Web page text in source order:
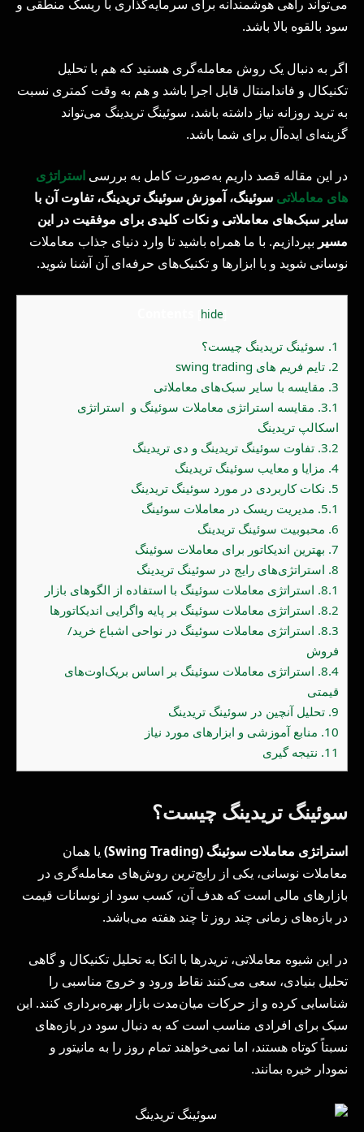
می‌تواند راهی هوشمندانه برای سرمایه‌گذاری با ریسک منطقی و
سود بالقوه بالا باشد.
اگر به دنبال یک روش معامله‌گری هستید که هم با تحلیل
تکنیکال و فاندامنتال قابل اجرا باشد و هم به وقت کمتری نسبت
به ترید روزانه نیاز داشته باشد، سوئینگ تریدینگ می‌تواند
گزینه‌ای ایده‌آل برای شما باشد.
در این مقاله قصد داریم به‌صورت کامل به بررسی استراتژی
های معاملاتی سوئینگ، آموزش سوئینگ تریدینگ، تفاوت آن با
سایر سبک‌های معاملاتی و نکات کلیدی برای موفقیت در این
مسیر بپردازیم. با ما همراه باشید تا وارد دنیای جذاب معاملات
نوسانی شوید و با ابزارها و تکنیک‌های حرفه‌ای آن آشنا شوید.
hide
1. سوئینگ تریدینگ چیست؟
2. تایم فریم های swing trading
3. مقایسه با سایر سبک‌های معاملاتی
3.1. مقایسه استراتژی معاملات سوئینگ و استراتژی
اسکالپ تریدینگ
3.2. تفاوت سوئینگ تریدینگ و دی تریدینگ
4. مزایا و معایب سوئینگ تریدینگ
5. نکات کاربردی در مورد سوئینگ تریدینگ
5.1. مدیریت ریسک در معاملات سوئینگ
6. محبوبیت سوئینگ تریدینگ
7. بهترین اندیکاتور برای معاملات سوئینگ
8. استراتژی‌های رایج در سوئینگ تریدینگ
8.1. استراتژی معاملات سوئینگ با استفاده از الگوهای بازار
8.2. استراتژی معاملات سوئینگ بر پایه واگرایی اندیکاتورها
8.3. استراتژی معاملات سوئینگ در نواحی اشباع خرید/
فروش
8.4. استراتژی معاملات سوئینگ بر اساس بریک‌اوت‌های
قیمتی
9. تحلیل آنچین در سوئینگ تریدینگ
10. منابع آموزشی و ابزارهای مورد نیاز
11. نتیجه گیری
سوئینگ تریدینگ چیست؟
استراتژی معاملات سوئینگ (Swing Trading)
یا همان
معاملات نوسانی، یکی از رایج‌ترین روش‌های معامله‌گری در
بازارهای مالی است که هدف آن، کسب سود از نوسانات قیمت
در بازه‌های زمانی چند روز تا چند هفته می‌باشد.
در این شیوه معاملاتی، تریدرها با اتکا به تحلیل تکنیکال و گاهی
تحلیل بنیادی، سعی می‌کنند نقاط ورود و خروج مناسبی را
شناسایی کرده و از حرکات میان‌مدت بازار بهره‌برداری کنند. این
سبک برای افرادی مناسب است که به دنبال سود در بازه‌های
نسبتاً کوتاه هستند، اما نمی‌خواهند تمام روز را به مانیتور و
نمودار خیره بمانند.